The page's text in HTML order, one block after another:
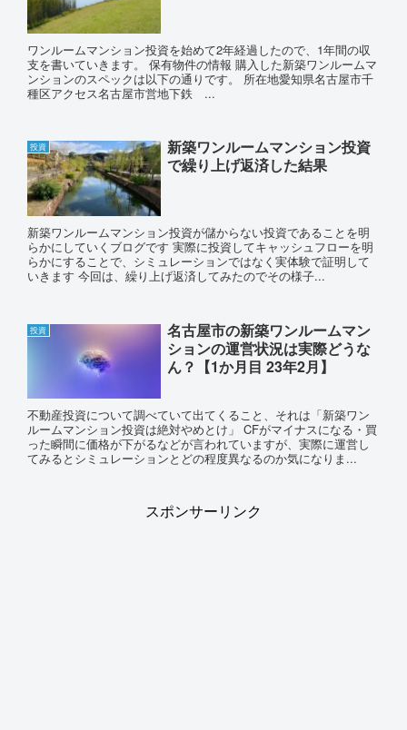
ワンルームマンション投資を始めて2年経過したので、1年間の収
支を書いていきます。 保有物件の情報 購入した新築ワンルームマ
ンションのスペックは以下の通りです。 所在地愛知県名古屋市千
種区アクセス名古屋市営地下鉄 ...
投資
新築ワンルームマンション投資
で繰り上げ返済した結果
新築ワンルームマンション投資が儲からない投資であることを明
らかにしていくブログです 実際に投資してキャッシュフローを明
らかにすることで、シミュレーションではなく実体験で証明して
いきます 今回は、繰り上げ返済してみたのでその様子...
投資
名古屋市の新築ワンルームマン
ションの運営状況は実際どうな
ん？【1か月目 23年2月】
不動産投資について調べていて出てくること、それは「新築ワン
ルームマンション投資は絶対やめとけ」 CFがマイナスになる・買
った瞬間に価格が下がるなどが言われていますが、実際に運営し
てみるとシミュレーションとどの程度異なるのか気になりま...
スポンサーリンク